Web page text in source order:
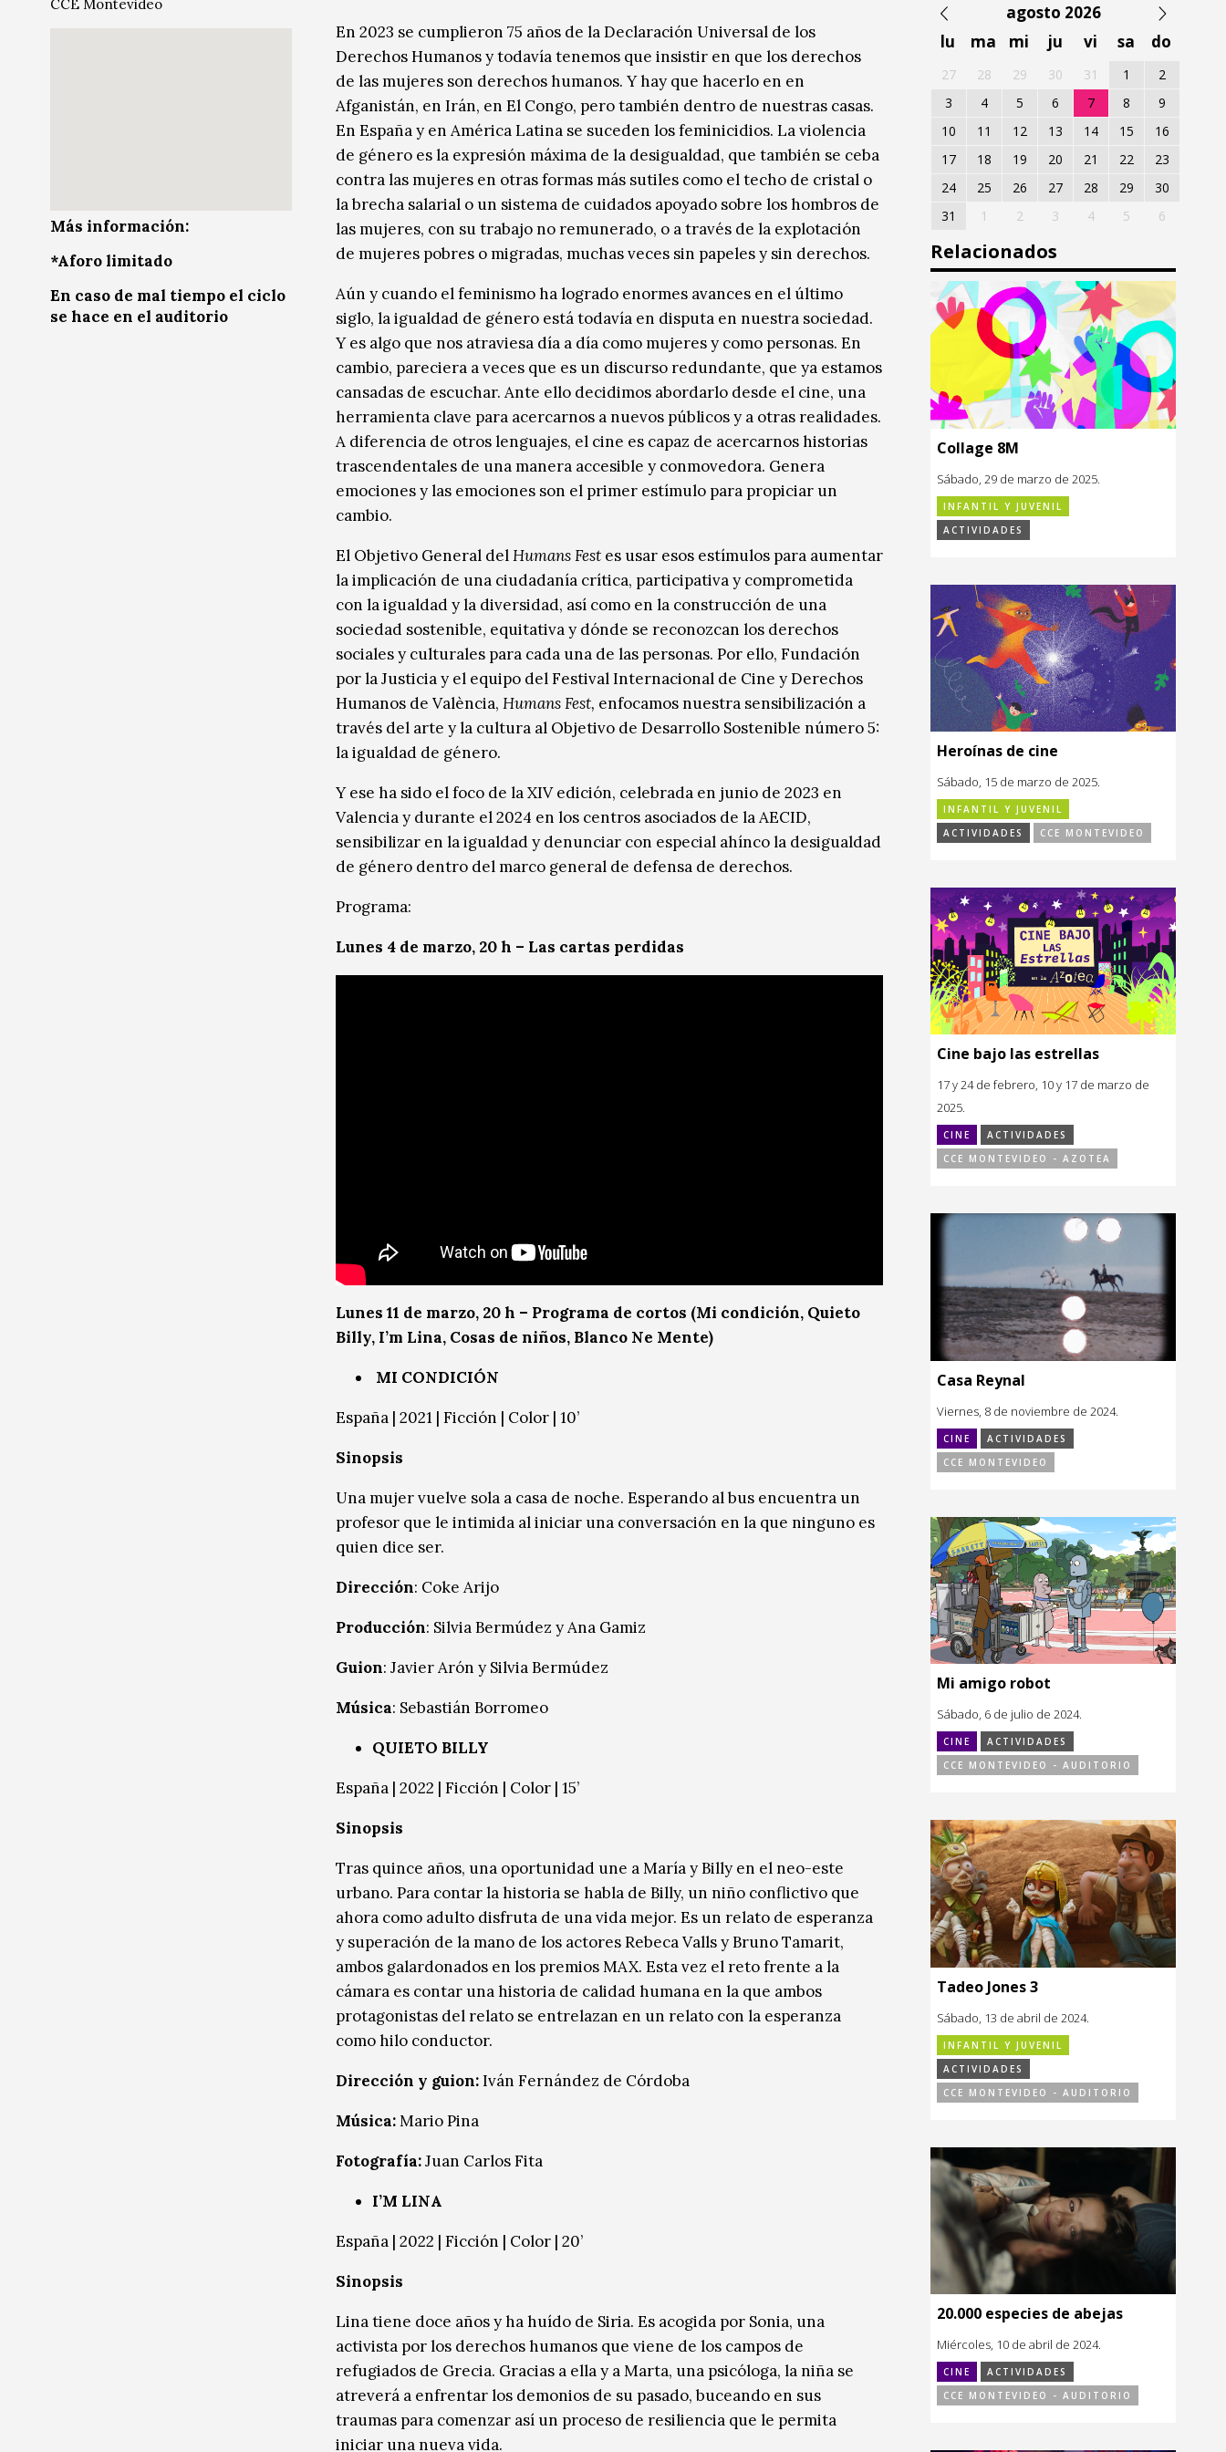
En 2023 se cumplieron 75 años de la Declaración Universal de los
Derechos Humanos y todavía tenemos que insistir en que los derechos
de las mujeres son derechos humanos. Y hay que hacerlo en en
Afganistán, en Irán, en El Congo, pero también dentro de nuestras casas.
En España y en América Latina se suceden los feminicidios. La violencia
de género es la expresión máxima de la desigualdad, que también se ceba
contra las mujeres en otras formas más sutiles como el techo de cristal o
la brecha salarial o un sistema de cuidados apoyado sobre los hombros de
las mujeres, con su trabajo no remunerado, o a través de la explotación
de mujeres pobres o migradas, muchas veces sin papeles y sin derechos.
Aún y cuando el feminismo ha logrado enormes avances en el último
siglo, la igualdad de género está todavía en disputa en nuestra sociedad.
Y es algo que nos atraviesa día a día como mujeres y como personas. En
cambio, pareciera a veces que es un discurso redundante, que ya estamos
cansadas de escuchar. Ante ello decidimos abordarlo desde el cine, una
herramienta clave para acercarnos a nuevos públicos y a otras realidades.
A diferencia de otros lenguajes, el cine es capaz de acercarnos historias
trascendentales de una manera accesible y conmovedora. Genera
emociones y las emociones son el primer estímulo para propiciar un
cambio.
El Objetivo General delHumans Fest es usar esos estímulos para aumentar
la implicación de una ciudadanía crítica, participativa y comprometida
con la igualdad y la diversidad, así como en la construcción de una
sociedad sostenible, equitativa y dónde se reconozcan los derechos
sociales y culturales para cada una de las personas. Por ello, Fundación
por la Justicia y el equipo del Festival Internacional de Cine y Derechos
Humanos de València, Humans Fest, enfocamos nuestra sensibilización a
través del arte y la cultura al Objetivo de Desarrollo Sostenible número 5:
la igualdad de género.
Y ese ha sido el foco de la XIV edición, celebrada en junio de 2023 en
Valencia y durante el 2024 en los centros asociados de la AECID,
sensibilizar en la igualdad y denunciar con especial ahínco la desigualdad
de género dentro del marco general de defensa de derechos.
Programa:
Lunes 4 de marzo, 20 h – Las cartas perdidas
Lunes 11 de marzo, 20 h – Programa de cortos (Mi condición, Quieto
Billy, I’m Lina, Cosas de niños, Blanco Ne Mente)
MI CONDICIÓN
España | 2021 | Ficción | Color | 10’
Sinopsis
Una mujer vuelve sola a casa de noche. Esperando al bus encuentra un
profesor que le intimida al iniciar una conversación en la que ninguno es
quien dice ser.
Dirección: Coke Arijo
Producción: Silvia Bermúdez y Ana Gamiz
Guion: Javier Arón y Silvia Bermúdez
Música: Sebastián Borromeo
QUIETO BILLY
España | 2022 | Ficción | Color | 15’
Sinopsis
Tras quince años, una oportunidad une a María y Billy en el neo-este
urbano. Para contar la historia se habla de Billy, un niño conflictivo que
ahora como adulto disfruta de una vida mejor. Es un relato de esperanza
y superación de la mano de los actores Rebeca Valls y Bruno Tamarit,
ambos galardonados en los premios MAX. Esta vez el reto frente a la
cámara es contar una historia de calidad humana en la que ambos
protagonistas del relato se entrelazan en un relato con la esperanza
como hilo conductor.
Dirección y guion:Iván Fernández de Córdoba
Música:Mario Pina
Fotografía:Juan Carlos Fita
I’M LINA
España | 2022 | Ficción | Color | 20’
Sinopsis
Lina tiene doce años y ha huído de Siria. Es acogida por Sonia, una
activista por los derechos humanos que viene de los campos de
refugiados de Grecia. Gracias a ella y a Marta, una psicóloga, la niña se
atreverá a enfrentar los demonios de su pasado, buceando en sus
traumas para comenzar así un proceso de resiliencia que le permita
iniciar una nueva vida.
CCE Montevideo
Más información:
*Aforo limitado
En caso de mal tiempo el ciclo
se hace en el auditorio
agosto 2026
lu
ma mi ju vi sa do
27 28 29 30 31 1
2
3
4 5 6 7 8
9
10
11 12 13 14 15
16
17
18 19 20 21 22
23
24
25 26 27 28 29
30
31
1 2 3 4 5 6
Relacionados
Collage 8M
Sábado, 29 de marzo de 2025.
INFANTIL Y JUVENIL
ACTIVIDADES
Heroínas de cine
Sábado, 15 de marzo de 2025.
INFANTIL Y JUVENIL
ACTIVIDADES
CCE MONTEVIDEO
Cine bajo las estrellas
17 y 24 de febrero, 10 y 17 de marzo de
2025.
CINE
ACTIVIDADES
CCE MONTEVIDEO - AZOTEA
Casa Reynal
Viernes, 8 de noviembre de 2024.
CINE
ACTIVIDADES
CCE MONTEVIDEO
Mi amigo robot
Sábado, 6 de julio de 2024.
CINE
ACTIVIDADES
CCE MONTEVIDEO - AUDITORIO
Tadeo Jones 3
Sábado, 13 de abril de 2024.
INFANTIL Y JUVENIL
ACTIVIDADES
CCE MONTEVIDEO - AUDITORIO
20.000 especies de abejas
Miércoles, 10 de abril de 2024.
CINE
ACTIVIDADES
CCE MONTEVIDEO - AUDITORIO